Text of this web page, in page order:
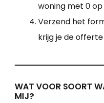
woning met 0
Verzend het
krijg je de
WAT VOOR SOORT
MIJ?